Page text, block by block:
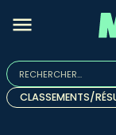
Rechercher :
Quand les
CLASSEMENTS/